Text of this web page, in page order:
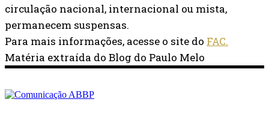
circulação nacional, internacional ou mista,
permanecem suspensas.
Para mais informações, acesse o site do FAC.
Matéria extraída do Blog do Paulo Melo